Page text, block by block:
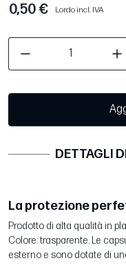
0,50 € Lordo incl. IVA
DETTAGLI
La protezione
Prodotto di alta qualità in
Colore: trasparente. Le
esterno e sono dotate di